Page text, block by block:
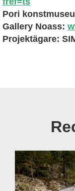
Pori
Gallery Noass:
Projektägare: